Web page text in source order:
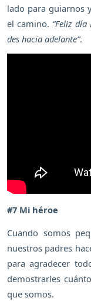
lado para guiarnos
el camino. “Feliz
des hacia adelante”.
#7 Mi héroe
Cuando somos
nuestros padres
para agradecer
demostrarles
que somos.